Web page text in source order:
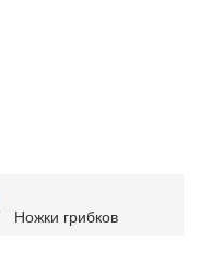
Ножки грибков